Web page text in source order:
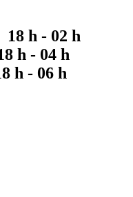
h - 02 h
h - 04 h
h - 06 h